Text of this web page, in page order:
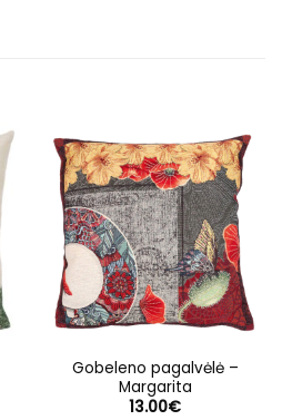
Gobeleno pagalvėlė –
Margarita
13.00€